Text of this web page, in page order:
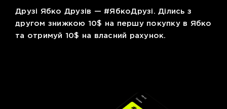
Друзі Ябко Друзів — #ЯбкоДрузі. Ділись з
другом знижкою 10$ на першу покупку в Ябко
та отримуй 10$ на власний рахунок.